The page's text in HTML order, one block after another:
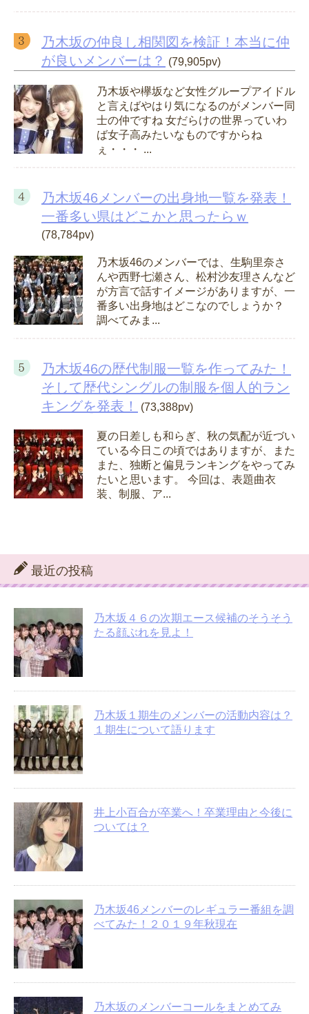
乃木坂の仲良し相関図を検証！本当に仲
が良いメンバーは？ (79,905pv)
乃木坂や欅坂など女性グループアイドル
と言えばやはり気になるのがメンバー同
士の仲ですね 女だらけの世界っていわ
ば女子高みたいなものですからね
ぇ・・・ ...
乃木坂46メンバーの出身地一覧を発表！
一番多い県はどこかと思ったらｗ
(78,784pv)
乃木坂46のメンバーでは、生駒里奈さ
んや西野七瀬さん、松村沙友理さんなど
が方言で話すイメージがありますが、一
番多い出身地はどこなのでしょうか？
調べてみま...
乃木坂46の歴代制服一覧を作ってみた！
そして歴代シングルの制服を個人的ラン
キングを発表！
(73,388pv)
夏の日差しも和らぎ、秋の気配が近づい
ている今日この頃ではありますが、また
また、独断と偏見ランキングをやってみ
たいと思います。 今回は、表題曲衣
装、制服、ア...
最近の投稿
乃木坂４６の次期エース候補のそうそう
たる顔ぶれを見よ！
乃木坂１期生のメンバーの活動内容は？
１期生について語ります
井上小百合が卒業へ！卒業理由と今後に
ついては？
乃木坂46メンバーのレギュラー番組を調
べてみた！２０１９年秋現在
乃木坂のメンバーコールをまとめてみ